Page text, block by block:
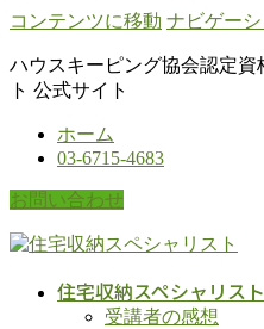
コンテンツに移動 ナビゲー
ハウスキーピング協会認定
ト 公式サイト
ホーム
03-6715-4683
お問い合わせ
住宅収納スペシャリス
受講者の感想